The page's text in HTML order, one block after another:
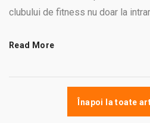
clubului de fitness nu doar la
Read More
Înapoi la toate